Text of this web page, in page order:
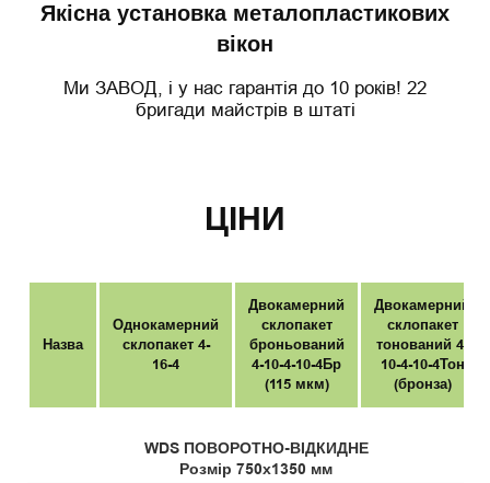
Якісна установка металопластикових
вікон
Ми ЗАВОД, і у нас гарантія до 10 років! 22
бригади майстрів в штаті
ЦІНИ
Назва
Однокамерний
склопакет 4-
16-4
Двокамерний
склопакет
броньований
4-10-4-10-4Бр
(115 мкм)
Двокамерний
склопакет
тонований 4-
10-4-10-4Тон
(бронза)
WDS ПОВОРОТНО-ВІДКИДНЕ
Розмір 750х1350 мм